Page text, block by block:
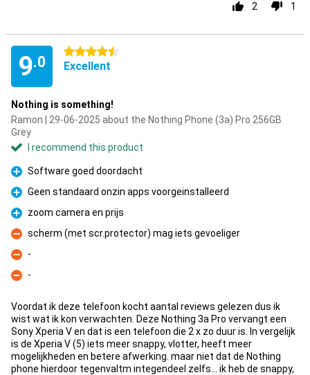
2 1
9.0
4.5 stars
Excellent
Nothing is something!
Ramon | 29-06-2025 about the Nothing Phone (3a) Pro 256GB
Grey
I recommend this product
Pro
Software goed doordacht
Pro
Geen standaard onzin apps voorgeinstalleerd
Pro
zoom camera en prijs
Con
scherm (met scr.protector) mag iets gevoeliger
Con
-
Con
-
Voordat ik deze telefoon kocht aantal reviews gelezen dus ik
wist wat ik kon verwachten. Deze Nothing 3a Pro vervangt een
Sony Xperia V en dat is een telefoon die 2 x zo duur is. In vergelijk
is de Xperia V (5) iets meer snappy, vlotter, heeft meer
mogelijkheden en betere afwerking. maar niet dat de Nothing
phone hierdoor tegenvaltm integendeel zelfs... ik heb de snappy,